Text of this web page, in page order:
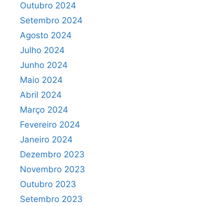
Outubro 2024
Setembro 2024
Agosto 2024
Julho 2024
Junho 2024
Maio 2024
Abril 2024
Março 2024
Fevereiro 2024
Janeiro 2024
Dezembro 2023
Novembro 2023
Outubro 2023
Setembro 2023